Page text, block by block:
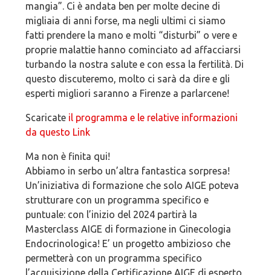
mangia”. Ci è andata ben per molte decine di
migliaia di anni forse, ma negli ultimi ci siamo
fatti prendere la mano e molti “disturbi” o vere e
proprie malattie hanno cominciato ad affacciarsi
turbando la nostra salute e con essa la fertilità. Di
questo discuteremo, molto ci sarà da dire e gli
esperti migliori saranno a Firenze a parlarcene!
Scaricate il programma e le relative informazioni
da questo Link
Ma non è finita qui!
Abbiamo in serbo un’altra fantastica sorpresa!
Un’iniziativa di formazione che solo AIGE poteva
strutturare con un programma specifico e
puntuale: con l’inizio del 2024 partirà la
Masterclass AIGE di formazione in Ginecologia
Endocrinologica! E’ un progetto ambizioso che
permetterà con un programma specifico
l’acquisizione della Certificazione AIGE di esperto